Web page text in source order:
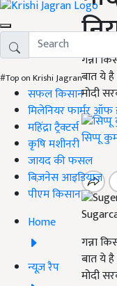
#Top on Krishi Jagran
सफल किसान
मिलेनियर फार्मर ऑफ
महिंद्रा ट्रैक्टर्स
कृषि मशीनरी
जायद की फसल
बिज़नेस आइडियाज
पीएम किसान
Home
न्यूज़ रैप
गन्ना
बात ये
मोदी
सिप्पू
गन्ना
बात ये
मोदी